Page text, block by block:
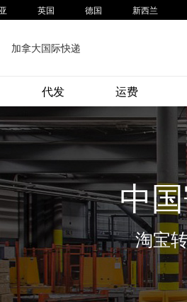
加拿大国际快递
英国 德国 新西兰
代发 运费
中
淘宝